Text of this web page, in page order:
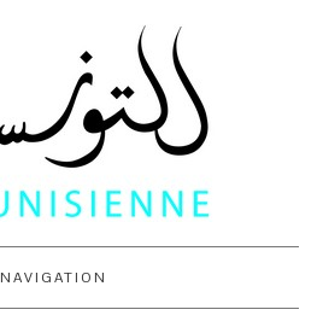
NAVIGATION